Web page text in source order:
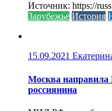
Источник: https://
Зарубежье История
15.09.2021
Москва направила
россиянина